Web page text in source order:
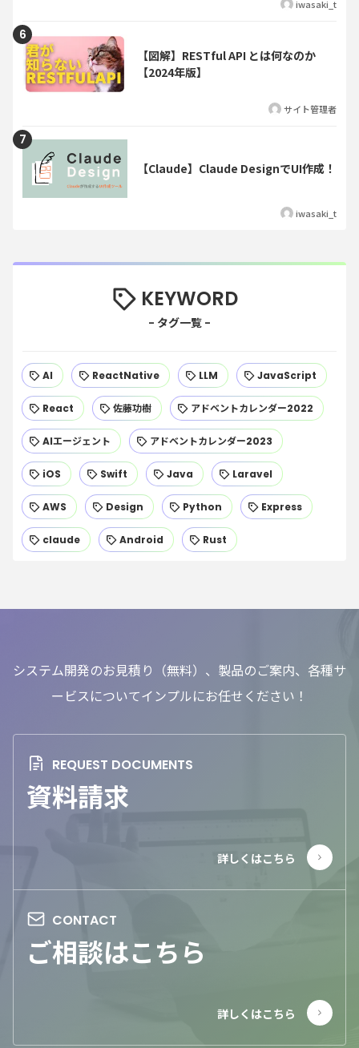
iwasaki_t
【図解】RESTful API とは何なのか
【2024年版】
サイト管理者
【Claude】Claude DesignでUI作成！
iwasaki_t
KEYWORD
AI ReactNative LLM JavaScript
React 佐藤功樹 アドベントカレンダー2022
AIエージェント アドベントカレンダー2023
iOS Swift Java Laravel
AWS Design Python Express
claude Android Rust
システム開発のお見積り（無料）、製品のご案内、各種サ
ービスについてインプルにお任せください！
資料請求
ご相談はこちら